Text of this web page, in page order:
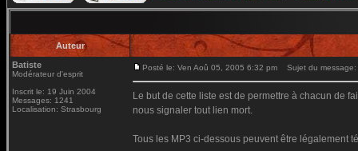
Auteur
Batiste
Modérateur d'esprit
Inscrit le: 19 Juin 2004
Messages: 1241
Localisation: Strasbourg
Posté le: Ven Aoû 05, 2005 6:32 pm Sujet du message:
Le but de cette liste est de permettre à chacun de
nous signaler tout lien mort.
Tous les MP3 ci-dessous peuvent être légalement